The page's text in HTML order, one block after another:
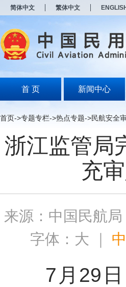
简体中文 繁体中文 ENGLISH
首 页 新闻中心
首页->专题专栏->热点专题->民航安全
浙江监管局
充
来源：中国民航局
字体： 大 ｜ 中
7月29日
打
开
无
障
说
按
Alt
波
浪
盲
式